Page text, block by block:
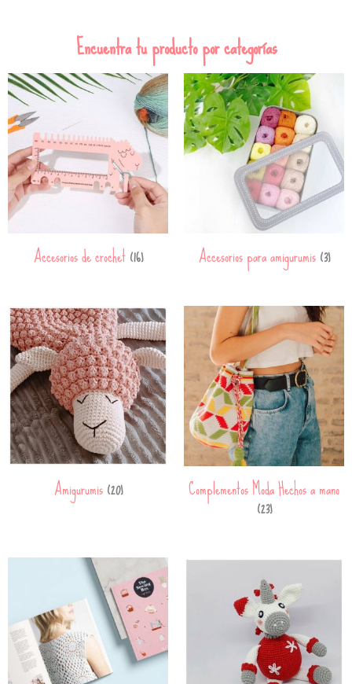
Encuentra tu producto por categorías
Accesorios de crochet(16) Accesorios para amigurumis(3)
Amigurumis(20) Complementos Moda Hechos a mano
(23)